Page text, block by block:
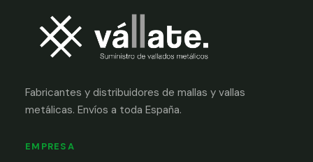
Fabricantes y distribuidores de mallas y vallas
metálicas. Envíos a toda España.
EMPRESA